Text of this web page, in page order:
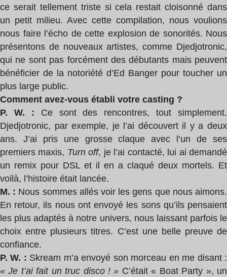
ce serait tellement triste si cela restait cloisonné dans
un petit milieu. Avec cette compilation, nous voulions
nous faire l’écho de cette explosion de sonorités. Nous
présentons de nouveaux artistes, comme Djedjotronic,
qui ne sont pas forcément des débutants mais peuvent
bénéficier de la notoriété d’Ed Banger pour toucher un
plus large public.
Comment avez-vous établi votre casting ?
P. W. : Ce sont des rencontres, tout simplement.
Djedjotronic, par exemple, je l’ai découvert il y a deux
ans. J’ai pris une grosse claque avec l’un de ses
premiers maxis, Turn off, je l’ai contacté, lui ai demandé
un remix pour DSL et il en a claqué deux mortels. Et
voilà, l’histoire était lancée.
M. : Nous sommes allés voir les gens que nous aimons.
En retour, ils nous ont envoyé les sons qu’ils pensaient
les plus adaptés à notre univers, nous laissant parfois le
choix entre plusieurs titres. C’est une belle preuve de
confiance.
P. W. : Skream m’a envoyé son morceau en me disant :
« Je t’ai fait un truc disco ! » C’était « Boat Party », un